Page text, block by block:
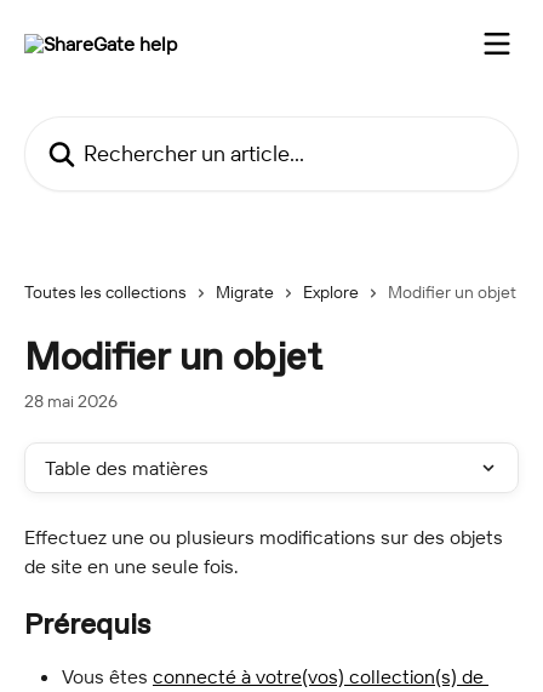
Toutes les collections Migrate Explore Modifier un objet
Modifier un objet
28 mai 2026
Table des matières
Effectuez une ou plusieurs modifications sur des objets
de site en une seule fois.
Prérequis
Vous êtes connecté à votre(vos) collection(s) de